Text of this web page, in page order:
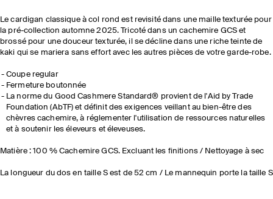
Le cardigan classique à col rond est revisité dans une maille texturée pour
la pré-collection automne 2025. Tricoté dans un cachemire GCS et
brossé pour une douceur texturée, il se décline dans une riche teinte de
kaki qui se mariera sans effort avec les autres pièces de votre garde-robe.
Coupe regular
Fermeture boutonnée
La norme du Good Cashmere Standard® provient de l'Aid by Trade
Foundation (AbTF) et définit des exigences veillant au bien-être des
chèvres cachemire, à réglementer l'utilisation de ressources naturelles
et à soutenir les éleveurs et éleveuses.
Matière : 100 % Cachemire GCS. Excluant les finitions / Nettoyage à sec
La longueur du dos en taille S est de 52 cm / Le mannequin porte la taille S